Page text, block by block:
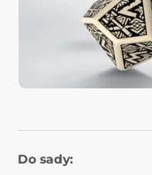
Do sady: